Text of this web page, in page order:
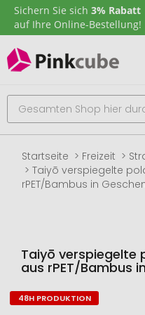
Sichern Sie sich 3% Rabatt
auf Ihre Online-Bestellung!
Startseite Freizeit
Taiyō verspiegelte
rPET/Bambus in
Taiyō verspiegelte
aus rPET/Bambus
Zum
48H PRODUKTION